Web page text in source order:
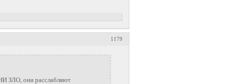
1179
ЗЛО, они расслабляют